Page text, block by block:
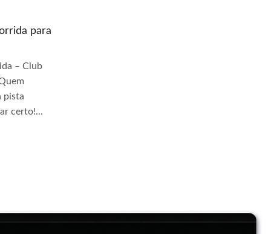
para
– Club
pista
certo!...